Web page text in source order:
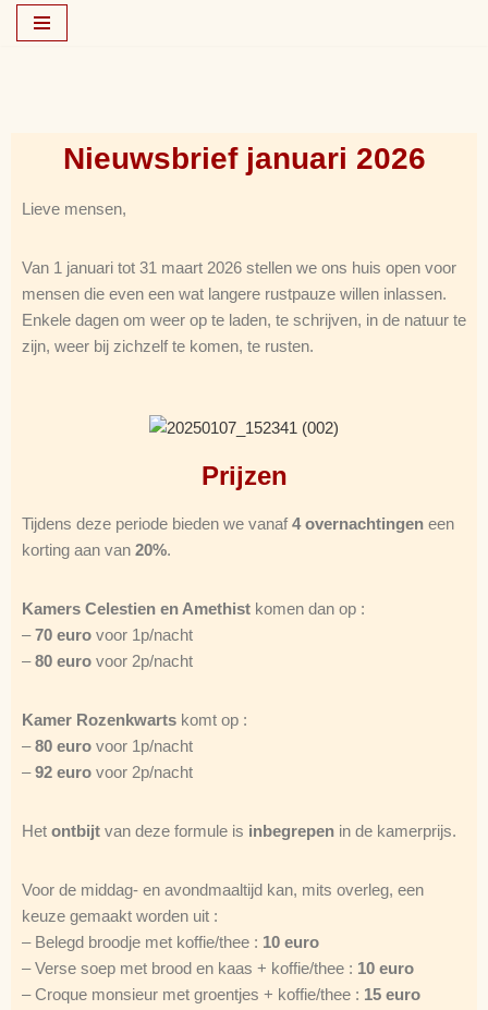
Nieuwsbrief januari 2026
Lieve mensen,
Van 1 januari tot 31 maart 2026 stellen we ons huis open voor
mensen die even een wat langere rustpauze willen inlassen.
Enkele dagen om weer op te laden, te schrijven, in de natuur te
zijn, weer bij zichzelf te komen, te rusten.
Prijzen
Tijdens deze periode bieden we vanaf4 overnachtingen een
korting aan van 20%.
Kamers Celestien en Amethist komen dan op :
–70 euro voor 1p/nacht
–80 euro voor 2p/nacht
Kamer Rozenkwarts komt op :
–80 euro voor 1p/nacht
–92 euro voor 2p/nacht
Het ontbijt van deze formule is inbegrepen in de kamerprijs.
Voor de middag- en avondmaaltijd kan, mits overleg, een
keuze gemaakt worden uit :
– Belegd broodje met koffie/thee : 10 euro
– Verse soep met brood en kaas + koffie/thee : 10 euro
– Croque monsieur met groentjes + koffie/thee : 15 euro